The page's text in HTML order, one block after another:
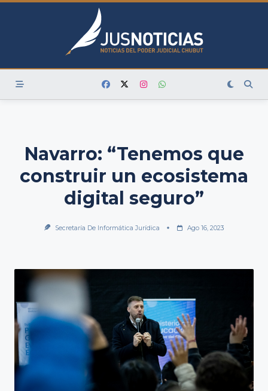
Skip
Navarro: “Tenemos que
construir un ecosistema
digital seguro”
Secretaría De Informática Jurídica Ago 16, 2023